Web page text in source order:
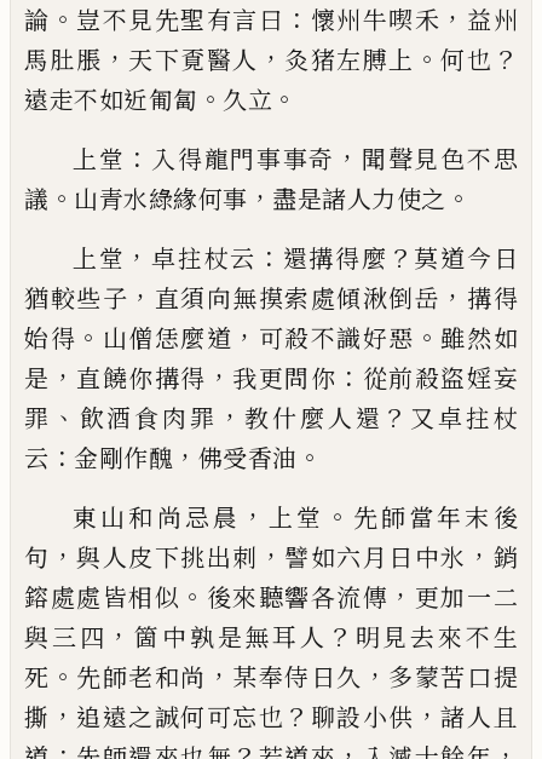
論 。 豈不見先聖有言曰 ： 懷州牛喫禾 ， 益州
馬肚脹 ， 天下覔醫人 ， 灸猪左膊上 。何也 ？
遠走不如近匍匐 。 久立 。
上堂 ： 入得龍門事事奇 ， 聞聲見色不思
議 。 山青水綠緣何事 ， 盡是諸人力使之 。
上堂 ，卓拄杖云 ： 還搆得麼 ？ 莫道今日
猶較些子 ， 直須向無摸索處傾湫倒岳 ， 搆得
始得 。 山僧恁麼道 ， 可殺不識好惡 。雖然如
是 ， 直饒你搆得 ， 我更問你 ： 從前殺盜婬妄
罪 、 飲酒食肉罪 ，教什麼人還 ？ 又卓拄杖
云 ： 金剛作醜 ， 佛受香油 。
東山和尚忌晨 ， 上堂 。 先師當年末後
句 ，與人皮下挑出刺 ， 譬如六月日中氷 ， 銷
鎔處處皆相似 。 後來聽響各流傳 ， 更加一二
與三四 ，箇中孰是無耳人 ？ 明見去來不生
死 。 先師老和尚 ， 某奉侍日久 ， 多蒙苦口提
撕 ， 追遠之誠何可忘也 ？ 聊設小供 ，諸人且